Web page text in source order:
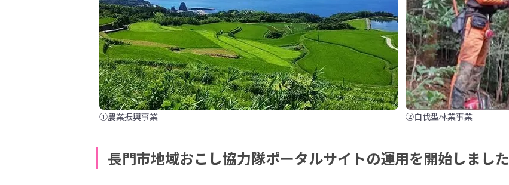
①農業振興事業 ②自伐型林業事業
長門市地域おこし協力隊ポータルサイトの運用を開始しました